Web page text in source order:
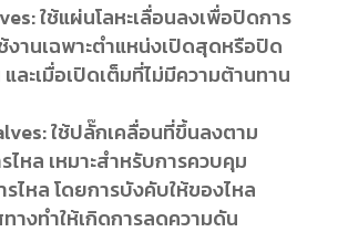
ใช้แผ่นโลหะเลื่อนลงเพื่อปิดการ
งานเฉพาะตำแหน่งเปิดสุดหรือปิด
ละเมื่อเปิดเต็มที่ไม่มีความต้านทาน
ใช้ปลั๊กเคลื่อนที่ขึ้นลงตาม
ไหล เหมาะสำหรับการควบคุม
ไหล โดยการบังคับให้ของไหล
างทำให้เกิดการลดความดัน